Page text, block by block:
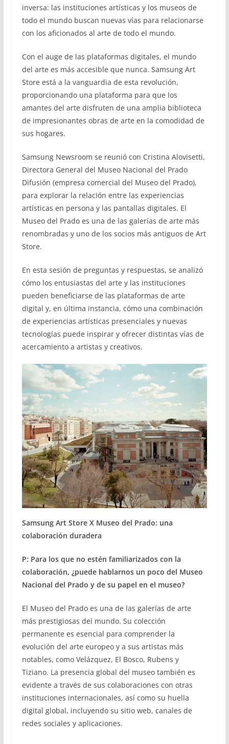
inversa: las instituciones artísticas y los museos de
todo el mundo buscan nuevas vías para relacionarse
con los aficionados al arte de todo el mundo.
Con el auge de las plataformas digitales, el mundo
del arte es más accesible que nunca. Samsung Art
Store está a la vanguardia de esta revolución,
proporcionando una plataforma para que los
amantes del arte disfruten de una amplia biblioteca
de impresionantes obras de arte en la comodidad de
sus hogares.
Samsung Newsroom se reunió con Cristina Alovisetti,
Directora General del Museo Nacional del Prado
Difusión (empresa comercial del Museo del Prado),
para explorar la relación entre las experiencias
artísticas en persona y las pantallas digitales. El
Museo del Prado es una de las galerías de arte más
renombradas y uno de los socios más antiguos de Art
Store.
En esta sesión de preguntas y respuestas, se analizó
cómo los entusiastas del arte y las instituciones
pueden beneficiarse de las plataformas de arte
digital y, en última instancia, cómo una combinación
de experiencias artísticas presenciales y nuevas
tecnologías puede inspirar y ofrecer distintas vías de
acercamiento a artistas y creativos.
Samsung Art Store X Museo del Prado: una
colaboración duradera
P: Para los que no estén familiarizados con la
colaboración, ¿puede hablarnos un poco del Museo
Nacional del Prado y de su papel en el museo?
El Museo del Prado es una de las galerías de arte
más prestigiosas del mundo. Su colección
permanente es esencial para comprender la
evolución del arte europeo y a sus artistas más
notables, como Velázquez, El Bosco, Rubens y
Tiziano. La presencia global del museo también es
evidente a través de sus colaboraciones con otras
instituciones internacionales, así como su huella
digital global, incluyendo su sitio web, canales de
redes sociales y aplicaciones.